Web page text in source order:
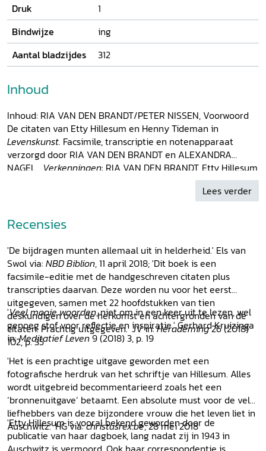
Druk
1
Bindwijze
ing
Aantal bladzijdes
312
Inhoud
Inhoud: RIA VAN DEN BRANDT/PETER NISSEN, Voorwoord
De citaten van Etty Hillesum en Henny Tideman in
Levenskunst. Facsimile, transcriptie en notenapparaat
verzorgd door RIA VAN DEN BRANDT en ALEXANDRA
NAGEL Verkenningen: RIA VAN DEN BRANDT, Etty Hillesum
. Een document voor
onderzoek BETTINE SIERTSEMA, De spiritualiteit van A.J.C.
NAGEL, Wanneer schreven Henny Tideman en Etty Hillesum
inLevenskunst
Henny Tideman en de wijsheden van Julius Spier en
anderenDe citaten van Etty Hillesum inLevenskunst:
MARIA GOETZE, ‘Erst muß man Gott irgendwo finden ...’ Etty
Hillesum en Rainer Maria Rilke ANNETTE VAN DIJK, ‘… de
zich onnaspeurlijk wijzigende tijdgeest …’ Etty Hillesum en
Simon Vestdijk ANNETTE VAN DIJK, ‘Klein zij de taak,
maar sterk de wil’. Etty Hillesum en Albert Verwey
ANNETTE VAN DIJK, ‘Wie grote kracht voelt is zacht’. Etty
Hillesum en Frederik van Eeden WIL VAN DEN BERCKEN,
‘Denn wenn ich selbst gerecht wäre …’ Etty Hillesum en
Fjodor Dostojewski HANS ESTER, ‘Verschrikkelijker dan het
Godsgericht …’ Etty Hillesum en Walter Schubart RIA VAN
DEN BRANDT, ‘… when you overcome the pain …’ Etty
Hillesum en Julia de Beausobre TJEU VAN DEN BERK, ‘Das
Erlebnis ist das einzig Wirkliche’. Etty Hillesum en Carl
Gustav Jung DOOR BROUNS-WEWERINKE, ‘Doorgloeid zijn
Lees verder
Recensies
'De bijdragen munten allemaal uit in helderheid.' Els van
Swol via: NBD Biblion, 11 april 2018; 'Dit boek is een
facsimile-editie met de handgeschreven citaten plus
transcripties daarvan. Deze worden nu voor het eerst
uitgegeven, samen met 22 hoofdstukken van tien
deskundigen over de herkomst en achtergronden van de
citaten. Prachtig uitgegeven.' JV in:Herademing26 (2018)
102, p. 35
'Veel mooie woorden, niet om in een keer uit te lezen, wel
genoeg stof voor reflectie en inspiratie.' Gerhard Kruizinga
in:Meditatief Leven9 (2018) 3, p. 19
'Het is een prachtige uitgave geworden met een
fotografische herdruk van het schriftje van Hillesum. Alles
wordt uitgebreid becommentarieerd zoals het een
‘bronnenuitgave’ betaamt. Een absolute must voor de vele
liefhebbers van deze bijzondere vrouw die het leven liet in
Auschwitz.' HG via:christusrex.be, 28 mei 2018
'Etty Hillesum is vooral bekend geworden door de
publicatie van haar dagboek, lang nadat zij in 1943 in